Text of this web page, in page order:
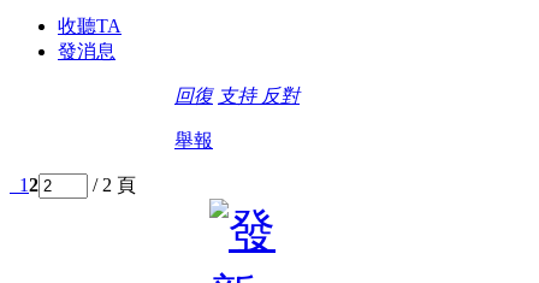
收聽TA
發消息
回復 支持 反對
舉報
12 / 2 頁